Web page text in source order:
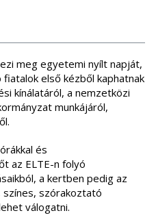
meg egyetemi nyílt napját,
első kézből kaphatnak
kínálatáról, a nemzetközi
munkájáról,
és
az ELTE-n folyó
a kertben pedig az
szórakoztató
válogatni.